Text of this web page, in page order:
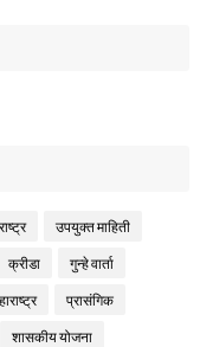
उपयुक्त माहिती
क्रीडा गुन्हे वार्ता
प्रासंगिक
शासकीय योजना